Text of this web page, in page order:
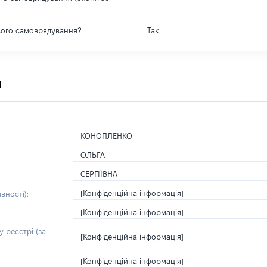
самоврядування? Так
КОНОПЛЕНКО
ОЛЬГА
СЕРГІЇВНА
[Конфіденційна інформація]
[Конфіденційна інформація]
(за
[Конфіденційна інформація]
[Конфіденційна інформація]